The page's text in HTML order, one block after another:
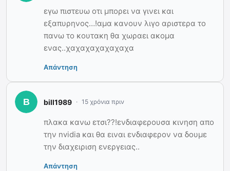
εγω πιστευω οτι μπορει να γινει και
εξαπυρηνος…!αμα κανουν λιγο αριστερα το
πανω το κουτακη θα χωραει ακομα
ενας..χαχαχαχαχαχαχα
Απάντηση
bill1989 15 χρόνια πριν
πλακα κανω ετσι??!ενδιαφερουσα κινηση απο
την nvidia και θα ειναι ενδιαφερον να δουμε
την διαχειριση ενεργειας..
Απάντηση